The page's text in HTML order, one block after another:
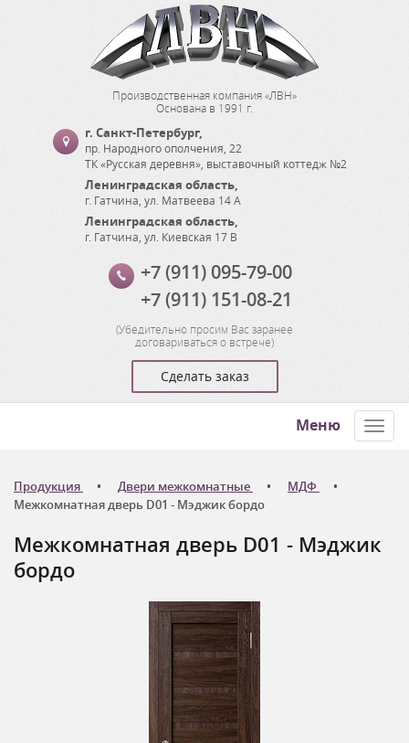
Производственная компания «ЛВН»
Основана в 1991 г.
г. Санкт-Петербург,
пр. Народного ополчения, 22
ТК «Русская деревня», выставочный коттедж №2
Ленинградская область,
г. Гатчина ул. Матвеева 14 А
Ленинградская область,
г. Гатчина ул. Киевская 17 В
+7 (911) 095-79-00
+7 (911) 151-08-21
(Убедительно просим Вас заранее
договариваться о встрече)
Сделать заказ
Меню
Продукция Двери межкомнатные
МДФ
Межкомнатная дверь D01 - Мэджик бордо
Межкомнатная дверь D01 - Мэджик
бордо